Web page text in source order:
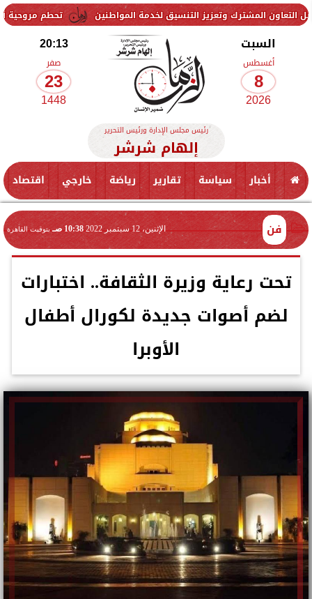
تحطم مروحية أثناء مكافحة وتعزيز التنسيق لخدمة المواطنين
السبت
أغسطس
8
2026
20:13
صفر
23
1448
رئيس مجلس الإدارة ورئيس التحرير
إلهام شرشر
أخبار سياسة تقارير رياضة خارجي اقتصاد
فن الإثنين، 12 سبتمبر 2022 10:38 صـ بتوقيت القاهرة
تحت رعاية وزيرة الثقافة.. اختبارات
لضم أصوات جديدة لكورال أطفال
الأوبرا